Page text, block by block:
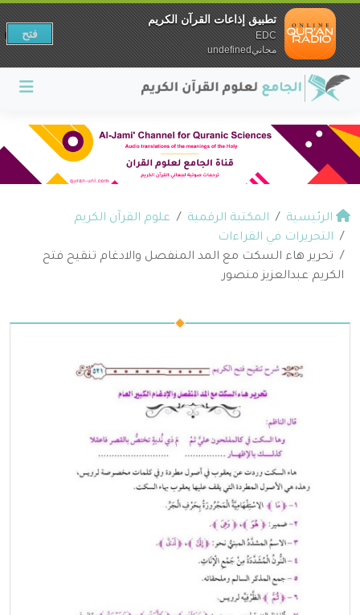
الرئيسية المكتبة الرقمية
علوم القرآن الكريم
التحريرات في القراءات
تحرير هاء السكت مع المد المنفصل والادغام تنقيح فتح
الكريم عبدالعزيز منصور
تطبيق إذاعات القرآن الكريم
EDC
مجانيundefined
فتح